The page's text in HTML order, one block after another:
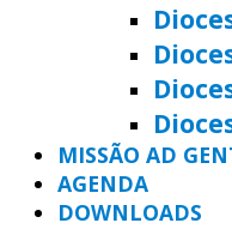
MISSÃO AD
AGENDA
DOWNLOADS